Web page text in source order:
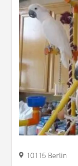
10115 Berlin